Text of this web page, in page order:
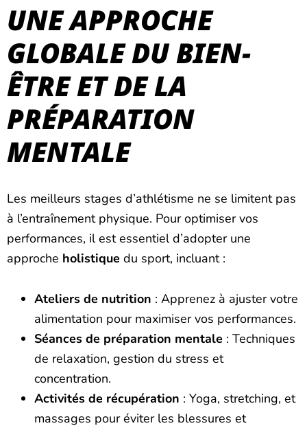
UNE APPROCHE
GLOBALE DU BIEN-
ÊTRE ET DE LA
PRÉPARATION
MENTALE
Les meilleurs stages d’athlétisme ne se limitent pas
à l’entraînement physique. Pour optimiser vos
performances, il est essentiel d’adopter une
approche holistique du sport, incluant :
Ateliers de nutrition : Apprenez à ajuster votre
alimentation pour maximiser vos performances.
Séances de préparation mentale : Techniques
de relaxation, gestion du stress et
concentration.
Activités de récupération : Yoga, stretching, et
massages pour éviter les blessures et